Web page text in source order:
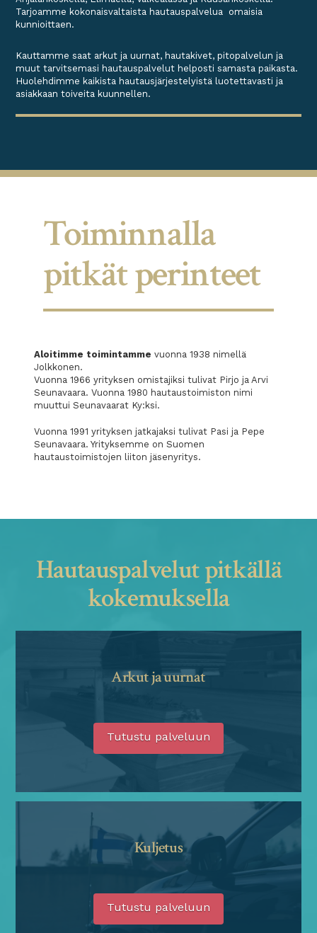
Tarjoamme kokonaisvaltaista hautauspalvelua omaisia
kunnioittaen.
Kauttamme saat arkut ja uurnat, hautakivet, pitopalvelun ja
muut tarvitsemasi hautauspalvelut helposti samasta paikasta.
Huolehdimme kaikista hautausjärjestelyistä luotettavasti ja
asiakkaan toiveita kuunnellen.
Toiminnalla
pitkät perinteet
Aloitimme toimintamme vuonna 1938 nimellä
Jolkkonen.
Vuonna 1966 yrityksen omistajiksi tulivat Pirjo ja Arvi
Seunavaara.Vuonna 1980 hautaustoimiston nimi
muuttui Seunavaarat Ky:ksi.
Vuonna 1991 yrityksen jatkajaksi tulivat Pasi ja Pepe
Seunavaara.Yrityksemme on Suomen
hautaustoimistojen liiton jäsenyritys.
Hautauspalvelut pitkällä
kokemuksella
Arkut ja uurnat
Tutustu palveluun
Kuljetus
Tutustu palveluun